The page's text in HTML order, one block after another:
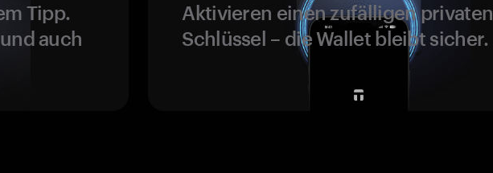
Tipp.
auch
Aktivieren einen zufälligen privaten
Schlüssel – die Wallet bleibt sicher.